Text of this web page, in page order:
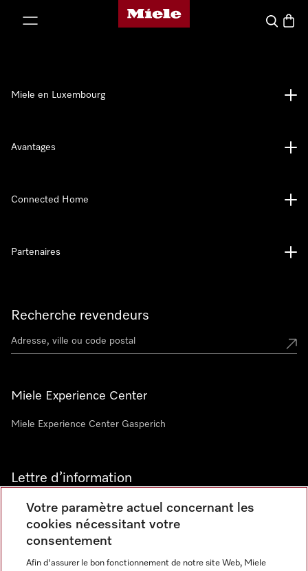
Page d'accueil de Miele
Panier
Recherche revendeurs
Miele Experience Center
Miele Experience Center Gasperich
Lettre d’information
Miele en Luxembourg
Avantages
Connected Home
Partenaires
Votre paramètre actuel concernant les
cookies nécessitant votre
consentement
Afin d'assurer le bon fonctionnement de notre site Web, Miele